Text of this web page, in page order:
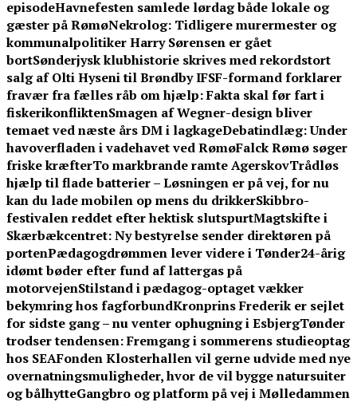
episodeHavnefesten samlede lørdag både lokale og
gæster på RømøNekrolog: Tidligere murermester og
kommunalpolitiker Harry Sørensen er gået
bortSønderjysk klubhistorie skrives med rekordstort
salg af Olti Hyseni til Brøndby IFSF-formand forklarer
fravær fra fælles råb om hjælp: Fakta skal før fart i
fiskerikonfliktenSmagen af Wegner-design bliver
temaet ved næste års DM i lagkageDebatindlæg: Under
havoverfladen i vadehavet ved RømøFalck Rømø søger
friske kræfterTo markbrande ramte AgerskovTrådløs
hjælp til flade batterier – Løsningen er på vej, for nu
kan du lade mobilen op mens du drikkerSkibbro-
festivalen reddet efter hektisk slutspurtMagtskifte i
Skærbækcentret: Ny bestyrelse sender direktøren på
portenPædagogdrømmen lever videre i Tønder24-årig
idømt bøder efter fund af lattergas på
motorvejenStilstand i pædagog-optaget vækker
bekymring hos fagforbundKronprins Frederik er sejlet
for sidste gang – nu venter ophugning i EsbjergTønder
trodser tendensen: Fremgang i sommerens studieoptag
hos SEAFonden Klosterhallen vil gerne udvide med nye
overnatningsmuligheder, hvor de vil bygge natursuiter
og bålhytteGangbro og platform på vej i Mølledammen